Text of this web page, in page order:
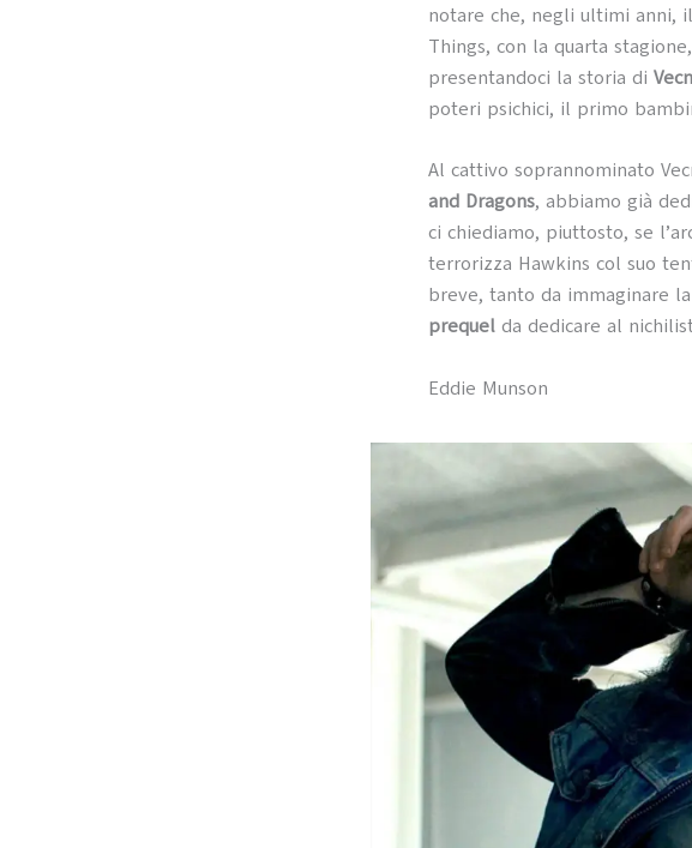
notare che, negli ultimi anni, il
Things, con la quarta
presentandoci la storia di
poteri psichici, il primo
Al cattivo soprannominato
and Dragons, abbiamo già
ci chiediamo, piuttosto, se
terrorizza Hawkins col suo
breve, tanto da immaginare
prequel da dedicare al
Eddie Munson